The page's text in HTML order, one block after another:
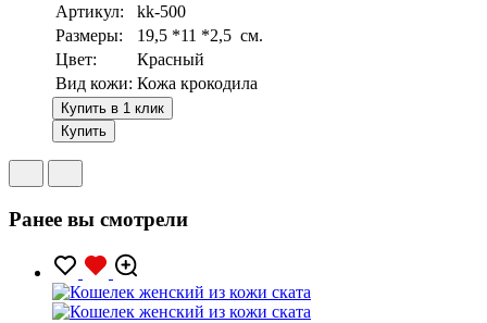
Артикул:
kk-500
Размеры:
19,5 *11 *2,5 см.
Цвет:
Красный
Вид кожи: Кожа крокодила
Купить в 1 клик
Купить
Ранее вы смотрели